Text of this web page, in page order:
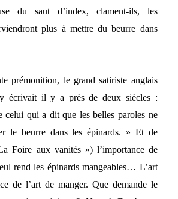
du saut d’index, clament-ils, les
plus à mettre du beurre dans
prémonition, le grand satiriste anglais
écrivait il y a près de deux siècles :
celui qui a dit que les belles paroles ne
le beurre dans les épinards. » Et de
Foire aux vanités ») l’importance de
rend les épinards mangeables… L’art
de l’art de manger. Que demande le